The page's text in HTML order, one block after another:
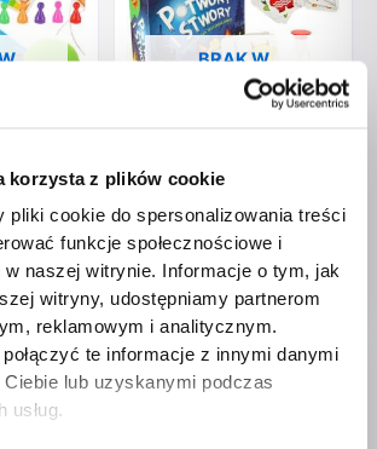
korzysta z plików cookie
pliki cookie do spersonalizowania treści
funkcje społecznościowe i
w naszej witrynie. Informacje o tym, jak
witryny, udostępniamy partnerom
reklamowym i analitycznym.
te informacje z innymi danymi
lub uzyskanymi podczas
usług.
Się!
BRAK W
MAGAZYNIE
ALEXANDER Potwory i
Stwory gra zręcznościowa
5+
40,00zł